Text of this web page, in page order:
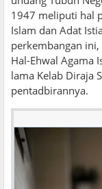
1947 meliputi hal
Islam dan Adat
perkembangan
Hal-Ehwal Agama
lama Kelab Diraja
pentadbirannya.